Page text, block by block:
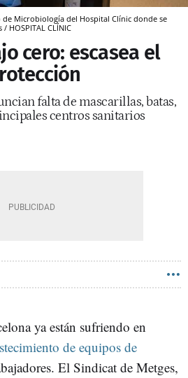
Microbiología del Hospital Clínic donde se
HOSPITAL CLÍNIC
cero: escasea el
falta de mascarillas, batas,
centros sanitarios
ya están sufriendo en
de equipos de
El Sindicat de Metges,